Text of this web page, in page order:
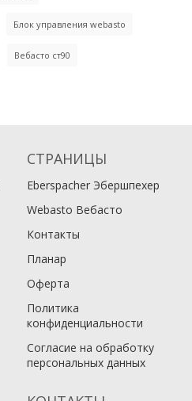
Блок управления webasto
Вебасто ст90
СТРАНИЦЫ
Eberspacher Эбершпехер
Webasto Вебасто
Контакты
Планар
Оферта
Политика
конфиденциальности
Согласие на обработку
персональных данных